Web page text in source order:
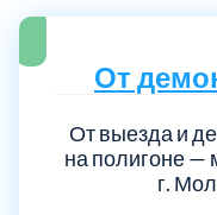
От
От выезда и
на полигоне —
г.